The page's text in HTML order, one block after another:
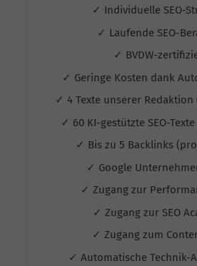
✓ Individuelle SEO-
✓ Laufende SEO-
✓ BVDW-
✓ Geringe Kosten dank
✓ 4 Texte unserer
✓ 60 KI-gestützte SEO-
✓ Bis zu 5 Backlinks
✓ Google
✓ Zugang zur
✓ Zugang zur SEO
✓ Zugang zum
✓ Automatische Technik-